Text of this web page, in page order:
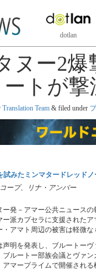
dotlan
ヌー2
ートが
Translation Team & filed under
試みたミンマタードレッド
ープ、リナ・アンバー
ー発－アマー公共ニュース
ー派カプセラに支援された
・アマト周辺の被害は軽微
声明を発表し、ブルートー
ブルートー部族会議とヴァ
アマープライムで開催され